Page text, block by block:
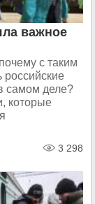
важное
с таким
российские
самом деле?
которые
3 298